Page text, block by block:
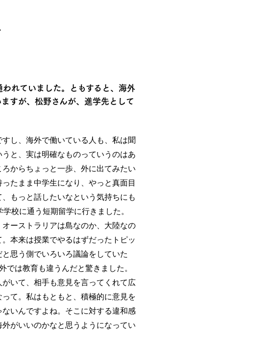
れていました。ともすると、海外
すが、松野さんが、進学先として
し、海外で働いている人も、私は聞
と、実は明確なものっていうのはあ
からちょっと一歩、外に出てみたい
たまま中学生になり、やっと真面目
もっと話したいなという気持ちにも
校に通う短期留学に行きました。
ーストラリアは島なのか、大陸なの
本来は授業でやるはずだったトピッ
思う側でいろいろ議論をしていた
は教育も違うんだと驚きました。
いて、相手も意見を言ってくれて広
て。私はもともと、積極的に意見を
いんですよね。そこに対する違和感
がいいのかなと思うようになってい